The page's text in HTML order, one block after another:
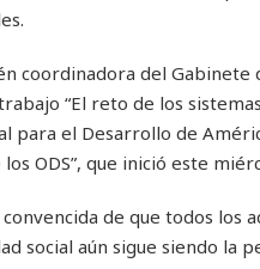
coordinadora del Gabinete
“El reto de los
para el Desarrollo de
ODS”, que inició este
convencida de que todos
social aún sigue siendo la